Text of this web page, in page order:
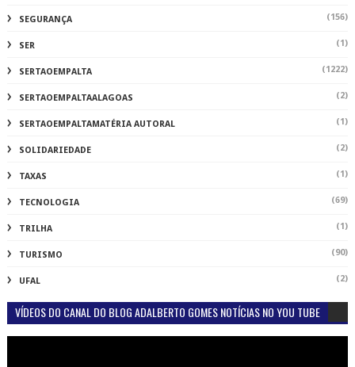
SEGURANÇA (156)
SER (1)
SERTAOEMPALTA (1222)
SERTAOEMPALTAALAGOAS (2)
SERTAOEMPALTAMATÉRIA AUTORAL (1)
SOLIDARIEDADE (2)
TAXAS (1)
TECNOLOGIA (69)
TRILHA (1)
TURISMO (90)
UFAL (2)
VÍDEOS DO CANAL DO BLOG ADALBERTO GOMES NOTÍCIAS NO YOU TUBE